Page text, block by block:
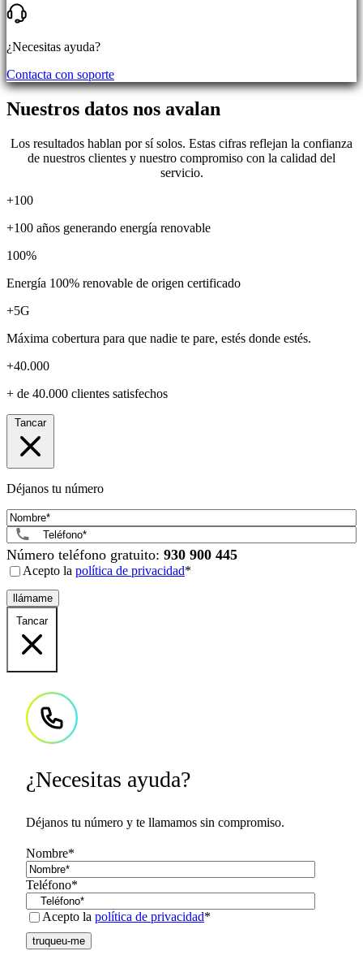
¿Necesitas ayuda?
Contacta con soporte
Nuestros datos nos avalan
Los resultados hablan por sí solos. Estas cifras reflejan la confianza
de nuestros clientes y nuestro compromiso con la calidad del
servicio.
+100
+100 años generando energía renovable
100%
Energía 100% renovable de origen certificado
+5G
Máxima cobertura para que nadie te pare, estés donde estés.
+40.000
+ de 40.000 clientes satisfechos
Tancar
Déjanos tu número
Nom*
Telèfon*
Número teléfono gratuito: 930 900 445
Consent*
Acepto la política de privacidad*
Tancar
¿Necesitas ayuda?
Déjanos tu número y te llamamos sin compromiso.
Nombre*
Teléfono*
Consent*
Acepto la política de privacidad*